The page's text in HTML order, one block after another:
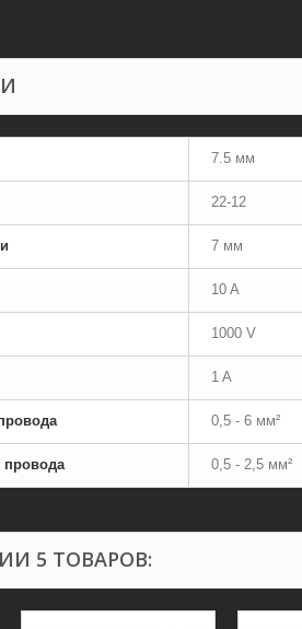
7.5 мм
22-12
7 мм
10 A
1000 V
1 A
0,5 - 6 мм²
провода 0,5 - 2,5 мм²
5 ТОВАРОВ: